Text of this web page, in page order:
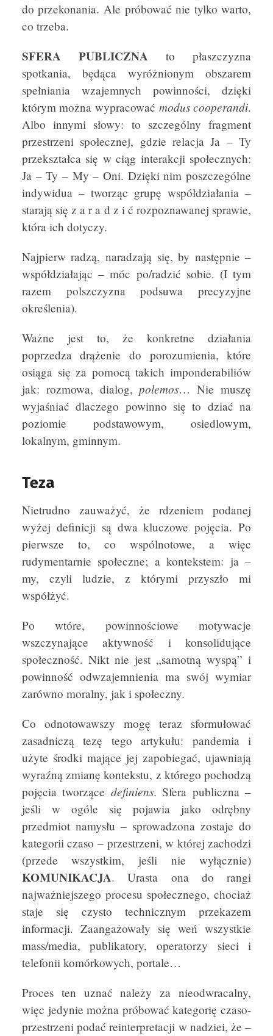
do przekonania. Ale próbować nie tylko warto,
co trzeba.
SFERA PUBLICZNA to płaszczyzna
spotkania, będąca wyróżnionym obszarem
spełniania wzajemnych powinności, dzięki
którym można wypracować modus cooperandi.
Albo innymi słowy: to szczególny fragment
przestrzeni społecznej, gdzie relacja Ja – Ty
przekształca się w ciąg interakcji społecznych:
Ja – Ty – My – Oni. Dzięki nim poszczególne
indywidua – tworząc grupę współdziałania –
starają się z a r a d z i ć rozpoznawanej sprawie,
która ich dotyczy.
Najpierw radzą, naradzają się, by następnie –
współdziałając – móc po/radzić sobie. (I tym
razem polszczyzna podsuwa precyzyjne
określenia).
Ważne jest to, że konkretne działania
poprzedza drążenie do porozumienia, które
osiąga się za pomocą takich imponderabiliów
jak: rozmowa, dialog,polemos… Nie muszę
wyjaśniać dlaczego powinno się to dziać na
poziomie podstawowym, osiedlowym,
lokalnym, gminnym.
Teza
Nietrudno zauważyć, że rdzeniem podanej
wyżej definicji są dwa kluczowe pojęcia. Po
pierwsze to, co wspólnotowe, a więc
rudymentarnie społeczne; a kontekstem: ja –
my, czyli ludzie, z którymi przyszło mi
współżyć.
Po wtóre, powinnościowe motywacje
wszczynające aktywność i konsolidujące
społeczność. Nikt nie jest „samotną wyspą” i
powinność odwzajemnienia ma swój wymiar
zarówno moralny, jak i społeczny.
Co odnotowawszy mogę teraz sformułować
zasadniczą tezę tego artykułu: pandemia i
użyte środki mające jej zapobiegać, ujawniają
wyraźną zmianę kontekstu, z którego pochodzą
pojęcia tworzące definiens. Sfera publiczna –
jeśli w ogóle się pojawia jako odrębny
przedmiot namysłu – sprowadzona zostaje do
kategorii czaso – przestrzeni, w której zachodzi
(przede wszystkim, jeśli nie wyłącznie)
KOMUNIKACJA. Urasta ona do rangi
najważniejszego procesu społecznego, chociaż
staje się czysto technicznym przekazem
informacji. Zaangażowały się weń wszystkie
mass/media, publikatory, operatorzy sieci i
telefonii komórkowych, portale…
Proces ten uznać należy za nieodwracalny,
więc jedynie można próbować kategorię czaso-
przestrzeni podać reinterpretacji w nadziei, że –